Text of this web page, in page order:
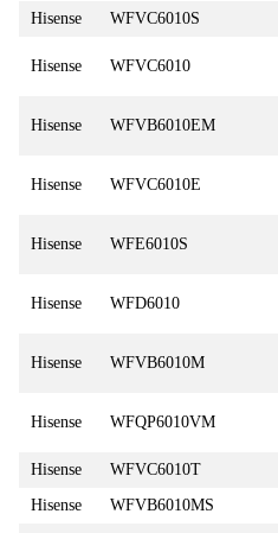
Hisense WFVC6010S
Hisense WFVC6010
Hisense WFVB6010EM
Hisense WFVC6010E
Hisense WFE6010S
Hisense WFD6010
Hisense WFVB6010M
Hisense WFQP6010VM
Hisense WFVC6010T
Hisense
WFVB6010MS